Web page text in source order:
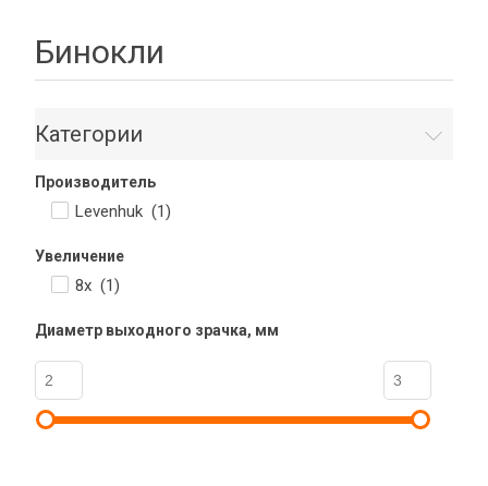
Бинокли
Категории
Производитель
Levenhuk (1)
Увеличение
8x (1)
Диаметр выходного зрачка, мм